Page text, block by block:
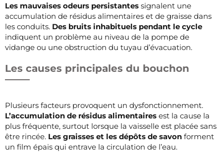
Les mauvaises odeurs persistantes signalent une
accumulation de résidus alimentaires et de graisse dans
les conduits. Des bruits inhabituels pendant le cycle
indiquent un problème au niveau de la pompe de
vidange ou une obstruction du tuyau d’évacuation.
Les causes principales du bouchon
Plusieurs facteurs provoquent un dysfonctionnement.
L’accumulation de résidus alimentaires est la cause la
plus fréquente, surtout lorsque la vaisselle est placée sans
être rincée. Les graisses et les dépôts de savon forment
un film épais qui entrave la circulation de l’eau.